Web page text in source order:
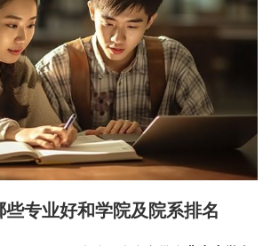
专业好和学院及院系排名